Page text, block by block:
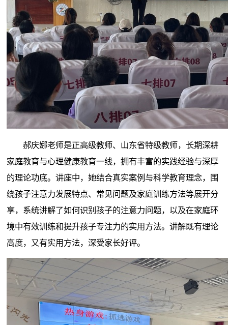
郝庆娜老师是正高级教师、山东省特级教师，长期深耕
家庭教育与心理健康教育一线，拥有丰富的实践经验与深厚
的理论功底。讲座中，她结合真实案例与科学教育理念，围
绕孩子注意力发展特点、常见问题及家庭训练方法等展开分
享，系统讲解了如何识别孩子的注意力问题，以及在家庭环
境中有效训练和提升孩子专注力的实用方法。讲解既有理论
高度，又有实用方法，深受家长好评。